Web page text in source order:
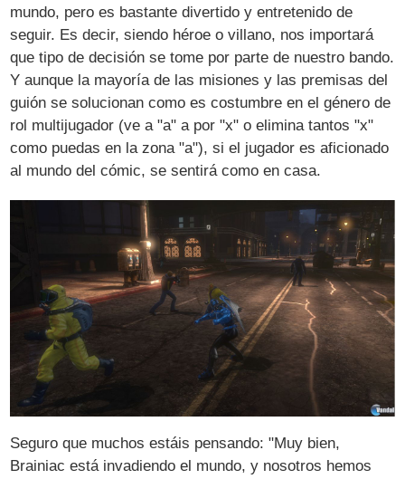
mundo, pero es bastante divertido y entretenido de
seguir. Es decir, siendo héroe o villano, nos importará
que tipo de decisión se tome por parte de nuestro bando.
Y aunque la mayoría de las misiones y las premisas del
guión se solucionan como es costumbre en el género de
rol multijugador (ve a "a" a por "x" o elimina tantos "x"
como puedas en la zona "a"), si el jugador es aficionado
al mundo del cómic, se sentirá como en casa.
Seguro que muchos estáis pensando: "Muy bien,
Brainiac está invadiendo el mundo, y nosotros hemos